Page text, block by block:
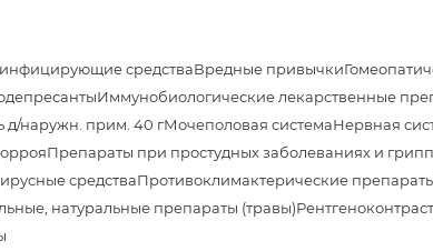
средстваВредные привычки
Иммунобиологические лекарственные
наружн. прим. 40 гМочеполовая системаНервная
Препараты при простудных заболеваниях и
средстваПротивоклимактерические
натуральные препараты (травы)